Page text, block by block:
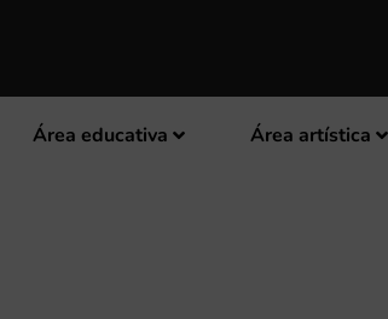
Área educativa Área artística